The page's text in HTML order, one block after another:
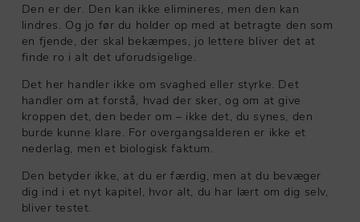
Den er der. Den kan ikke elimineres, men den kan
lindres. Og jo før du holder op med at betragte den som
en fjende, der skal bekæmpes, jo lettere bliver det at
finde ro i alt det uforudsigelige.
Det her handler ikke om svaghed eller styrke. Det
handler om at forstå, hvad der sker, og om at give
kroppen det, den beder om – ikke det, du synes, den
burde kunne klare. For overgangsalderen er ikke et
nederlag, men et biologisk faktum.
Den betyder ikke, at du er færdig, men at du bevæger
dig ind i et nyt kapitel, hvor alt, du har lært om dig selv,
bliver testet.